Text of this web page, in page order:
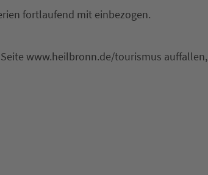
fortlaufend mit einbezogen.
www.heilbronn.de/tourismus auffallen,